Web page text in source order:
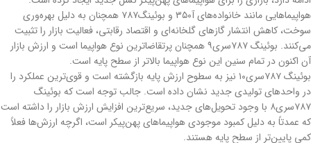
هواپیماهایی مانند خانواده‌های آ۳۵۰ و بوئینگ۷۸۷ همچنان به دلیل بهره‌وری
سوخت، کاهش انتشار گازهای گلخانه‌ای و اقتصاد رقابتی، فعالیت بازار را تثبیت
می‌کنند. بوئینگ ۷۸۷سری۹ همچنان پرتقاضاترین نوع هواپیما است و ارزش بازار
آن اکنون در تمام سنین این نوع هواپیما بالاتر از سطح پایه است.
بوئینگ ۷۸۷سری۱۰ نیز به سطوح ارزش پایه بازگشته است و قوی‌ترین عملکرد را
در واحدهای تولیدی جدید نشان داده است. جالب توجه است که بوئینگ
۷۸۷سری۸ با وجود تحویل‌های جدید، سریع‌ترین افزایش ارزش بازار را داشته است
که عمدتاً به دلیل کمبود موجودی هواپیماهای پهن‌پیکر است، اگرچه ارزش‌ها فعلاً
کمی پایین‌تر از سطح پایه هستند.